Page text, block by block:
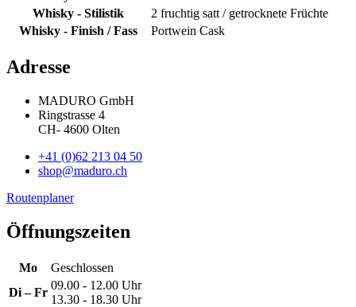
Whisky - Stilistik
2 fruchtig satt / getrocknete Früchte
Whisky - Finish / Fass
Portwein Cask
Adresse
MADURO GmbH
Ringstrasse 4
CH- 4600 Olten
+41 (0)62 213 04 50
shop@maduro.ch
Routenplaner
Öffnungszeiten
Mo
Geschlossen
Di – Fr
09.00 - 12.00 Uhr
13.30 - 18.30 Uhr